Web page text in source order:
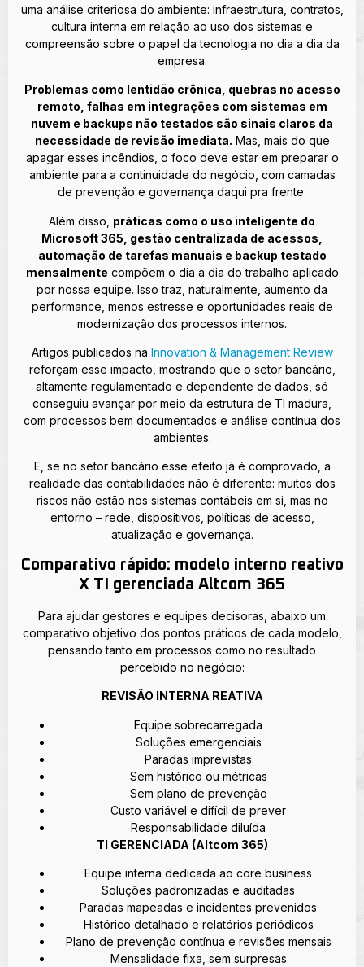
uma análise criteriosa do ambiente: infraestrutura, contratos,
cultura interna em relação ao uso dos sistemas e
compreensão sobre o papel da tecnologia no dia a dia da
empresa.
Problemas como lentidão crônica, quebras no acesso
remoto, falhas em integrações com sistemas em
nuvem e backups não testados são sinais claros da
necessidade de revisão imediata. Mas, mais do que
apagar esses incêndios, o foco deve estar em preparar o
ambiente para a continuidade do negócio, com camadas
de prevenção e governança daqui pra frente.
Além disso, práticas como o uso inteligente do
Microsoft 365, gestão centralizada de acessos,
automação de tarefas manuais e backup testado
mensalmente compõem o dia a dia do trabalho aplicado
por nossa equipe. Isso traz, naturalmente, aumento da
performance, menos estresse e oportunidades reais de
modernização dos processos internos.
Artigos publicados na Innovation & Management Review
reforçam esse impacto, mostrando que o setor bancário,
altamente regulamentado e dependente de dados, só
conseguiu avançar por meio da estrutura de TI madura,
com processos bem documentados e análise contínua dos
ambientes.
E, se no setor bancário esse efeito já é comprovado, a
realidade das contabilidades não é diferente: muitos dos
riscos não estão nos sistemas contábeis em si, mas no
entorno – rede, dispositivos, políticas de acesso,
atualização e governança.
Comparativo rápido: modelo interno reativo
X TI gerenciada Altcom 365
Para ajudar gestores e equipes decisoras, abaixo um
comparativo objetivo dos pontos práticos de cada modelo,
pensando tanto em processos como no resultado
percebido no negócio:
REVISÃO INTERNA REATIVA
Equipe sobrecarregada
Soluções emergenciais
Paradas imprevistas
Sem histórico ou métricas
Sem plano de prevenção
Custo variável e difícil de prever
Responsabilidade diluída
TI GERENCIADA (Altcom 365)
Equipe interna dedicada ao core business
Soluções padronizadas e auditadas
Paradas mapeadas e incidentes prevenidos
Histórico detalhado e relatórios periódicos
Plano de prevenção contínua e revisões mensais
Mensalidade fixa, sem surpresas